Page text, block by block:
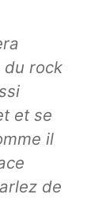
du rock
et se
il
de